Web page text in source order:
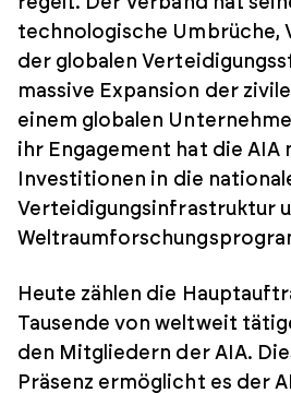
technologische Umbrüche,
der globalen
massive Expansion der
einem globalen
ihr Engagement hat die AIA
Investitionen in die
Verteidigungsinfrastruktur
Heute zählen die
Tausende von weltweit
den Mitgliedern der AIA.
Präsenz ermöglicht es der